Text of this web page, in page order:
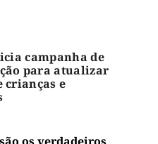
campanha de
para atualizar
crianças e